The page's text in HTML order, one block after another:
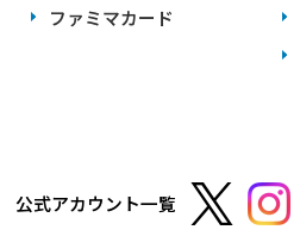
ファミマカード
公式アカウント一覧